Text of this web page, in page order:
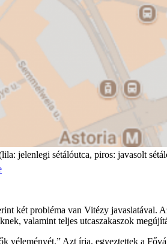
jelenlegi sétálóutca, piros: javasolt
két probléma van Vitézy
valamint teljes utcaszakaszok
véleményét.” Azt írja, egyeztettek a